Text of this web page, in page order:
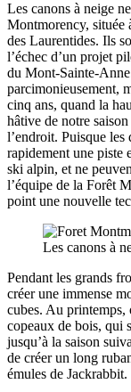
Les canons à neige
Montmorency, située
des Laurentides. Ils
l’échec d’un projet
du Mont-Sainte-
parcimonieusement,
cinq ans, quand la
hâtive de notre
l’endroit. Puisque les
rapidement une piste
ski alpin, et ne
l’équipe de la Forêt
point une nouvelle
Les canons à
Pendant les grands
créer une immense
cubes. Au printemps,
copeaux de bois, qui
jusqu’à la saison
de créer un long
émules de Jackrabbit.